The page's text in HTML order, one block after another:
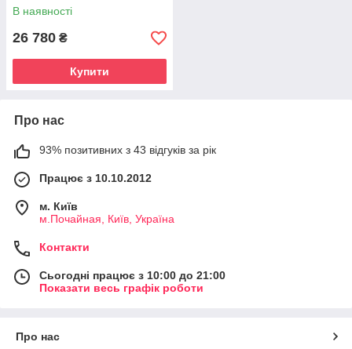
В наявності
26 780 ₴
Купити
Про нас
93% позитивних з 43 відгуків за рік
Працює з 10.10.2012
м. Київ
м.Почайная, Київ, Україна
Контакти
Сьогодні працює з 10:00 до 21:00
Показати весь графік роботи
Про нас